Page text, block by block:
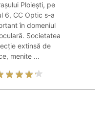
Ploiești, pe
6, CC Optic s-a
în domeniul
Societatea
extinsă de
menite ...